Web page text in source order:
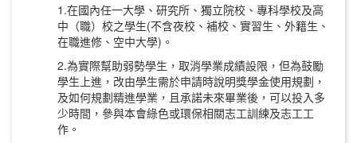
1.在國內任一大學、研究所、獨立院校、專科學校及高
中（職）校之學生(不含夜校、補校、實習生、外籍生、
在職進修、空中大學)。
2.為實際幫助弱勢學生，取消學業成績設限，但為鼓勵
學生上進，改由學生需於申請時說明獎學金使用規劃，
及如何規劃精進學業，且承諾未來畢業後，可以投入多
少時間，參與本會綠色或環保相關志工訓練及志工工
作。